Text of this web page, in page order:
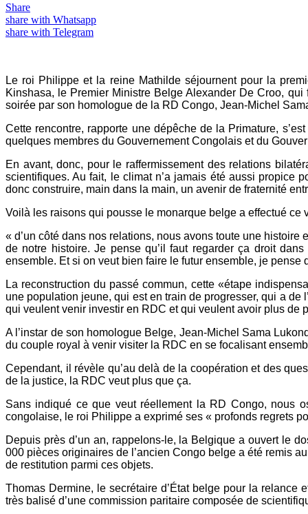
Share
share with Whatsapp
share with Telegram
Le roi Philippe et la reine Mathilde séjournent pour la
Kinshasa, le Premier Ministre Belge Alexander De Croo,
soirée par son homologue de la RD Congo, Jean-Michel
Cette rencontre, rapporte une dépêche de la Primature,
quelques membres du Gouvernement Congolais et du
En avant, donc, pour le raffermissement des relations
scientifiques. Au fait, le climat n’a jamais été aussi propice
donc construire, main dans la main, un avenir de fraternité
Voilà les raisons qui pousse le monarque belge a effectué
« d’un côté dans nos relations, nous avons toute une
de notre histoire. Je pense qu’il faut regarder ça droit
ensemble. Et si on veut bien faire le futur ensemble, je pense
La reconstruction du passé commun, cette «étape
une population jeune, qui est en train de progresser, qui a
qui veulent venir investir en RDC et qui veulent avoir plus de
A l’instar de son homologue Belge, Jean-Michel Sama
du couple royal à venir visiter la RDC en se focalisant
Cependant, il révèle qu’au delà de la coopération et des
de la justice, la RDC veut plus que ça.
Sans indiqué ce que veut réellement la RD Congo, nous
congolaise, le roi Philippe a exprimé ses « profonds regrets
Depuis près d’un an, rappelons-le, la Belgique a ouvert le
000 pièces originaires de l’ancien Congo belge a été remis
de restitution parmi ces objets.
Thomas Dermine, le secrétaire d’État belge pour la
très balisé d’une commission paritaire composée de